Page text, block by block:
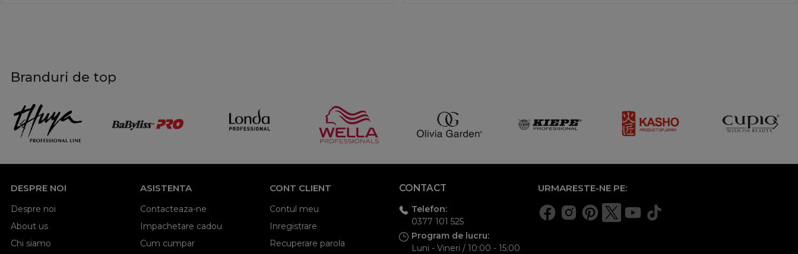
Branduri de top
DESPRE NOI
Despre noi
About us
Chi siamo
ASISTENTA
Contacteaza-ne
Impachetare cadou
Cum cumpar
CONT CLIENT
Contul meu
Inregistrare
Recuperare parola
CONTACT
Telefon:
0377 101 525
Program de lucru:
Luni - Vineri / 10:00 - 15:00
URMARESTE-NE PE: